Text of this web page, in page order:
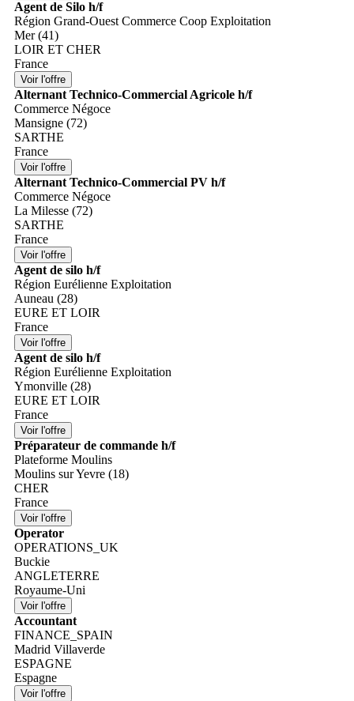
Agent de Silo h/f
Région Grand-Ouest Commerce Coop Exploitation
Mer (41)
LOIR ET CHER
France
Alternant Technico-Commercial Agricole h/f
Commerce Négoce
Mansigne (72)
SARTHE
France
Alternant Technico-Commercial PV h/f
Commerce Négoce
La Milesse (72)
SARTHE
France
Agent de silo h/f
Région Eurélienne Exploitation
Auneau (28)
EURE ET LOIR
France
Agent de silo h/f
Région Eurélienne Exploitation
Ymonville (28)
EURE ET LOIR
France
Préparateur de commande h/f
Plateforme Moulins
Moulins sur Yevre (18)
CHER
France
Operator
OPERATIONS_UK
Buckie
ANGLETERRE
Royaume-Uni
Accountant
FINANCE_SPAIN
Madrid Villaverde
ESPAGNE
Espagne